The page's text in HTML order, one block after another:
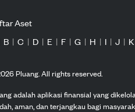
Aset
B | C | D | E | F | G | H | I | J | K
Pluang. All rights reserved.
adalah aplikasi finansial yang
aman, dan terjangkau bagi